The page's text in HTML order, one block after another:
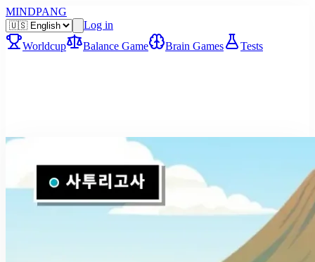
MINDPANG
Log in
Worldcup
Balance Game Brain Games Tests